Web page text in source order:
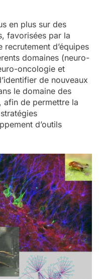
en plus sur des
favorisées par la
d’équipes
domaines (neuro-
oncologie et
de nouveaux
le domaine des
afin de permettre la
d’outils